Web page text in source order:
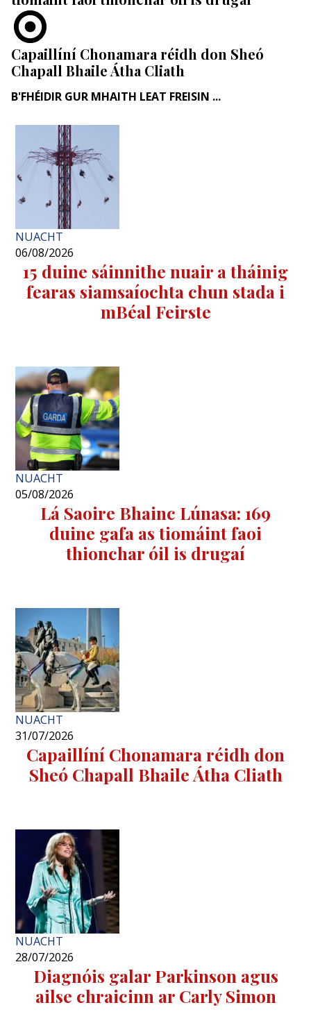
Capaillíní Chonamara réidh don Sheó
Chapall Bhaile Átha Cliath
B'FHÉIDIR GUR MHAITH LEAT FREISIN ...
NUACHT
06/08/2026
15 duine sáinnithe nuair a tháinig
fearas siamsaíochta chun stada i
mBéal Feirste
NUACHT
05/08/2026
Lá Saoire Bhainc Lúnasa: 169
duine gafa as tiomáint faoi
thionchar óil is drugaí
NUACHT
31/07/2026
Capaillíní Chonamara réidh don
Sheó Chapall Bhaile Átha Cliath
NUACHT
28/07/2026
Diagnóis galar Parkinson agus
ailse chraicinn ar Carly Simon